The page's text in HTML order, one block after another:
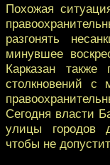
Похожая
разгонять
минувшее
Карказан
столкновений с
Сегодня власти
улицы городов
чтобы не